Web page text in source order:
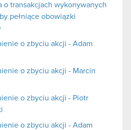
o transakcjach wykonywanych
pełniące obowiązki
o zbyciu akcji - Adam
o zbyciu akcji - Marcin
o zbyciu akcji - Piotr
o zbyciu akcji - Adam